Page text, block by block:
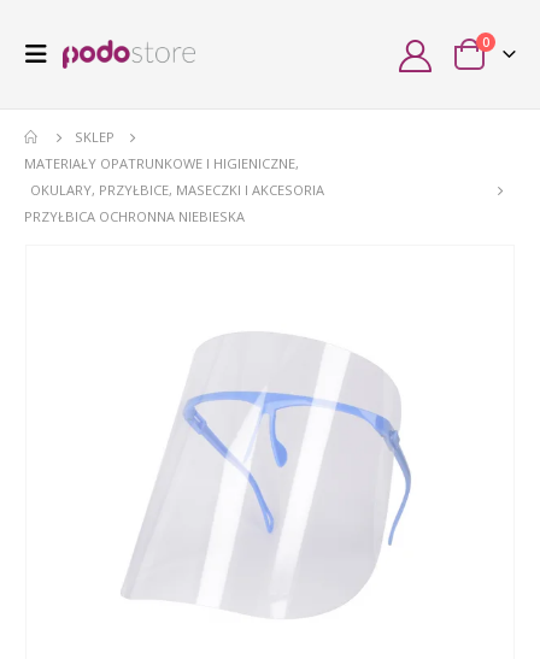
0
SKLEP
MATERIAŁY OPATRUNKOWE I HIGIENICZNE,
OKULARY, PRZYŁBICE, MASECZKI I AKCESORIA
PRZYŁBICA OCHRONNA NIEBIESKA